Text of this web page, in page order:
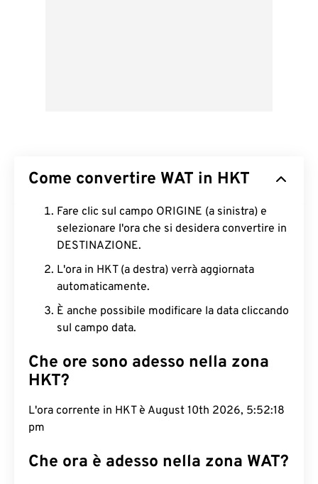
Come convertire WAT in HKT
Fare clic sul campo ORIGINE (a sinistra) e
selezionare l'ora che si desidera convertire in
DESTINAZIONE.
L'ora in HKT (a destra) verrà aggiornata
automaticamente.
È anche possibile modificare la data cliccando
sul campo data.
Che ore sono adesso nella zona
HKT?
L'ora corrente in HKT è August 10th 2026, 5:52:19
pm
Che ora è adesso nella zona WAT?